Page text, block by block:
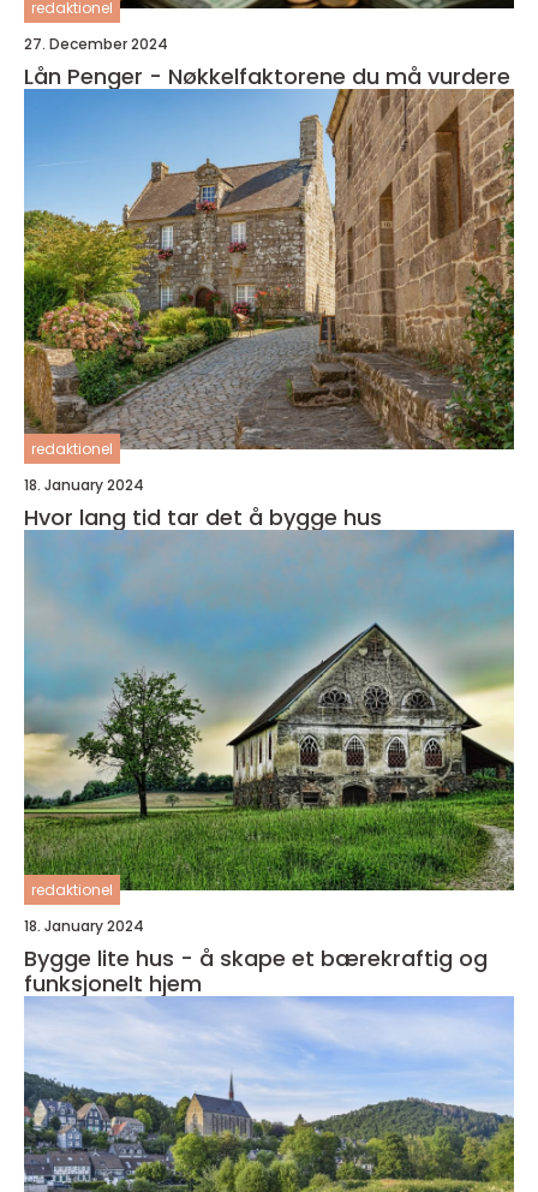
redaktionel
27. December 2024
Lån Penger - Nøkkelfaktorene du må vurdere
redaktionel
18. January 2024
Hvor lang tid tar det å bygge hus
redaktionel
18. January 2024
Bygge lite hus - å skape et bærekraftig og
funksjonelt hjem